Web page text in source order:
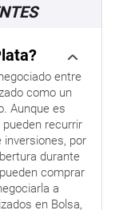
entre
como un
Aunque es
recurrir
por
durante
comprar
a
en Bolsa,